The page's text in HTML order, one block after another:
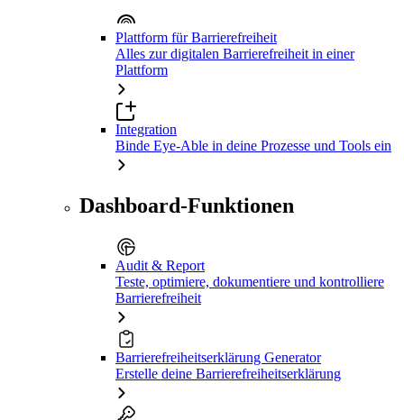
Plattform für Barrierefreiheit
Alles zur digitalen Barrierefreiheit in einer
Plattform
Integration
Binde Eye-Able in deine Prozesse und Tools ein
Dashboard-Funktionen
Audit & Report
Teste, optimiere, dokumentiere und kontrolliere
Barrierefreiheit
Barrierefreiheitserklärung Generator
Erstelle deine Barrierefreiheitserklärung